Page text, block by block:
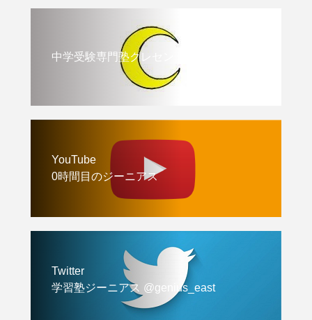
中学受験専門塾クレセント
YouTube
0時間目のジーニアス
Twitter
学習塾ジーニアス @genius_east